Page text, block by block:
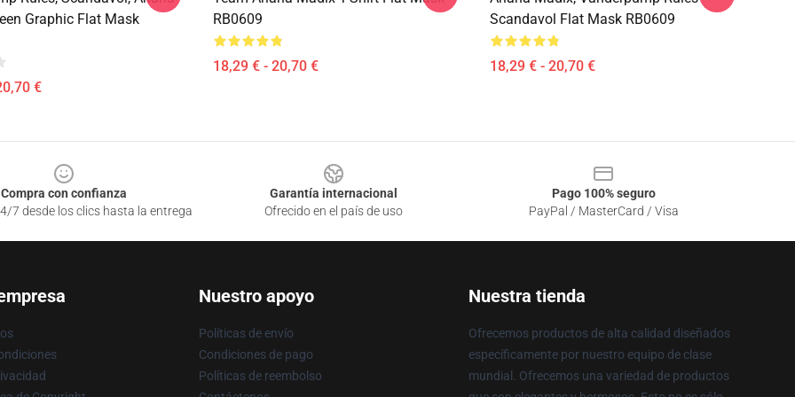
Graphic Flat Mask
€
RB0609
18,29 € - 20,70 €
Scandavol Flat Mask RB0609
18,29 € - 20,70 €
Compra con confianza
7 desde los clics hasta la entrega
Garantía internacional
Ofrecido en el país de uso
Pago 100% seguro
PayPal / MasterCard / Visa
Nuestro apoyo
Políticas de envío
Condiciones de pago
Políticas de reembolso
Nuestra tienda
Ofrecemos productos de alta calidad diseñados
específicamente por nuestro equipo de clase
mundial. Ofrecemos una variedad de productos